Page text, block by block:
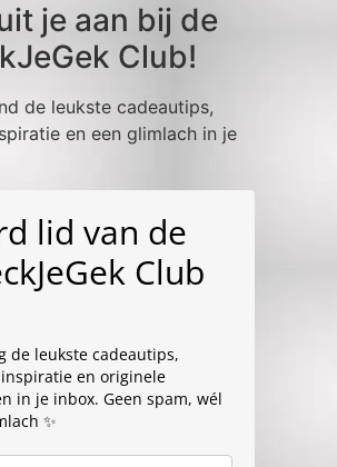
je aan bij de
Club!
de leukste cadeautips,
en een glimlach in je
lid van de
Club
de leukste cadeautips,
en originele
in je inbox. Geen spam, wél
✨